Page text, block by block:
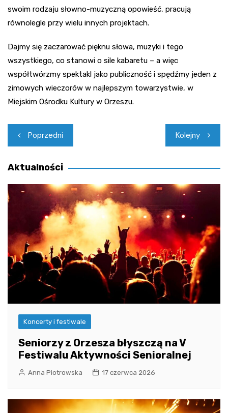
swoim rodzaju słowno-muzyczną opowieść, pracują
równolegle przy wielu innych projektach.
Dajmy się zaczarować pięknu słowa, muzyki i tego
wszystkiego, co stanowi o sile kabaretu – a więc
współtwórzmy spektakl jako publiczność i spędźmy jeden z
zimowych wieczorów w najlepszym towarzystwie, w
Miejskim Ośrodku Kultury w Orzeszu.
Nawigacja
wpisu
Poprzedni Kolejny
Aktualności
Koncerty i festiwale
Seniorzy z Orzesza błyszczą na V
Festiwalu Aktywności Senioralnej
Anna Piotrowska 17 czerwca 2026